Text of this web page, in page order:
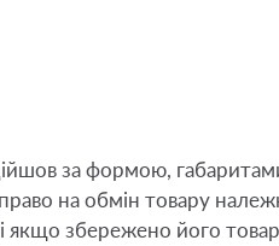
за формою,
на обмін товару
збережено його